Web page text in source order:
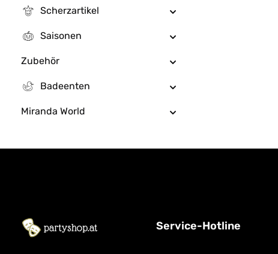
Scherzartikel
Saisonen
Zubehör
Badeenten
Miranda World
Service-Hotline